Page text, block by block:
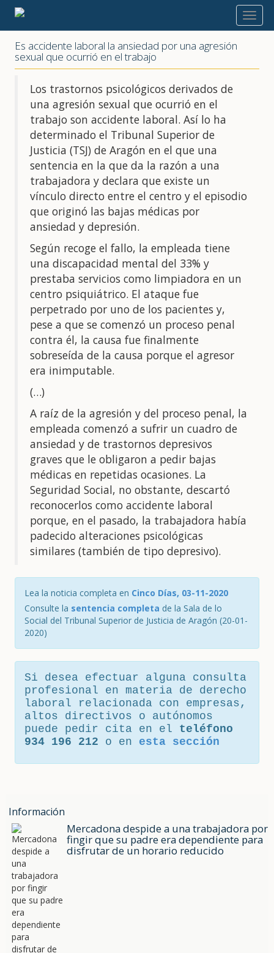
2020
Es accidente laboral la ansiedad por una agresión
sexual que ocurrió en el trabajo
Los trastornos psicológicos derivados de
una agresión sexual que ocurrió en el
trabajo son accidente laboral. Así lo ha
determinado el Tribunal Superior de
Justicia (TSJ) de Aragón en el que una
sentencia en la que da la razón a una
trabajadora y declara que existe un
vínculo directo entre el centro y el episodio
que originó las bajas médicas por
ansiedad y depresión.
Según recoge el fallo, la empleada tiene
una discapacidad mental del 33% y
prestaba servicios como limpiadora en un
centro psiquiátrico. El ataque fue
perpetrado por uno de los pacientes y,
pese a que se comenzó un proceso penal
contra él, la causa fue finalmente
sobreseída de la causa porque el agresor
era inimputable.
(…)
A raíz de la agresión y del proceso penal, la
empleada comenzó a sufrir un cuadro de
ansiedad y de trastornos depresivos
graves que le obligaron a pedir bajas
médicas en repetidas ocasiones. La
Seguridad Social, no obstante, descartó
reconocerlos como accidente laboral
porque, en el pasado, la trabajadora había
padecido alteraciones psicológicas
similares (también de tipo depresivo).
Lea la noticia completa en Cinco Días, 03-11-2020
Consulte la sentencia completa de la Sala de lo
Social del Tribunal Superior de Justicia de Aragón (20-01-
2020)
Si desea efectuar alguna consulta
profesional en materia de derecho
laboral relacionada con empresas,
altos directivos o autónomos
puede pedir cita en el teléfono
934 196 212 o en esta sección
Información
Mercadona despide a una trabajadora por
fingir que su padre era dependiente para
disfrutar de un horario reducido